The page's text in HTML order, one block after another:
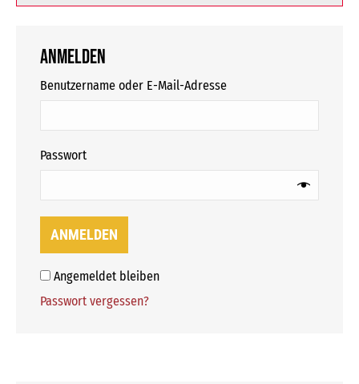
Anmelden
Benutzername oder E-Mail-Adresse
Passwort
ANMELDEN
Angemeldet bleiben
Passwort vergessen?